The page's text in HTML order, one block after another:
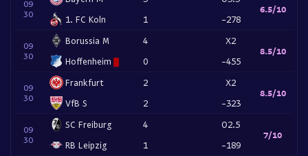
09
30
1. FC Koln
1
-278
6.5/10
09
30
Borussia M
Hoffenheim
4
0
X2
-455
8.5/10
09
30
Frankfurt
VfB S
2
2
X2
-323
8.5/10
09
30
SC Freiburg
RB Leipzig
4
1
O2.5
-189
7/10